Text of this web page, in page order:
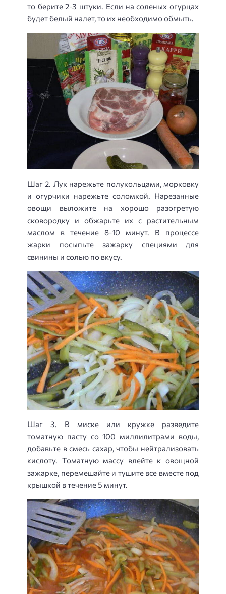
то берите 2-3 штуки. Если на соленых огурцах
будет белый налет, то их необходимо обмыть.
Шаг 2. Лук нарежьте полукольцами, морковку
и огурчики нарежьте соломкой. Нарезанные
овощи выложите на хорошо разогретую
сковородку и обжарьте их с растительным
маслом в течение 8-10 минут. В процессе
жарки посыпьте зажарку специями для
свинины и солью по вкусу.
Шаг 3. В миске или кружке разведите
томатную пасту со 100 миллилитрами воды,
добавьте в смесь сахар, чтобы нейтрализовать
кислоту. Томатную массу влейте к овощной
зажарке, перемешайте и тушите все вместе под
крышкой в течение 5 минут.